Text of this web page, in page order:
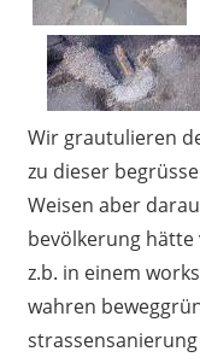
Wir grautulieren
zu dieser
Weisen aber
bevölkerung
z.b. in einem
wahren